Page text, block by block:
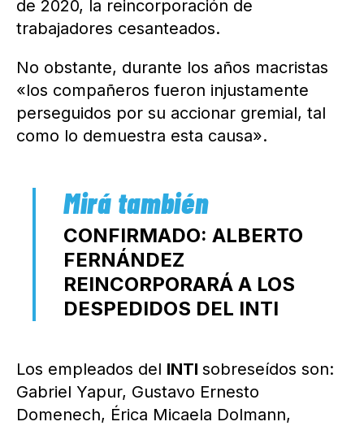
de 2020, la reincorporación de
trabajadores cesanteados.
No obstante, durante los años macristas
«los compañeros fueron injustamente
perseguidos por su accionar gremial, tal
como lo demuestra esta causa».
CONFIRMADO: ALBERTO
FERNÁNDEZ
REINCORPORARÁ A LOS
DESPEDIDOS DEL INTI
Los empleados del INTI sobreseídos son:
Gabriel Yapur, Gustavo Ernesto
Domenech, Érica Micaela Dolmann,